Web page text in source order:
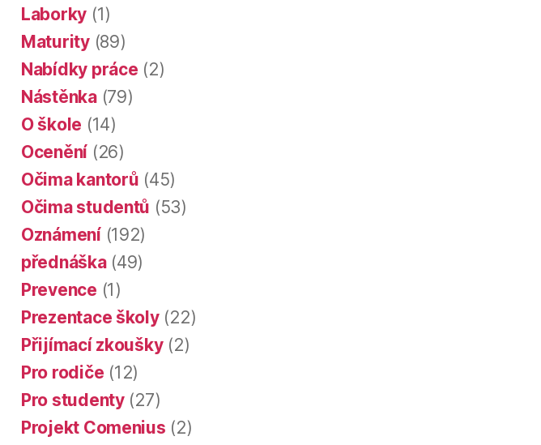
Laborky (1)
Maturity(89)
Nabídky práce (2)
Nástěnka(79)
O škole (14)
Ocenění (26)
Očima kantorů (45)
Očima studentů (53)
Oznámení(192)
přednáška(49)
Prevence (1)
Prezentace školy(22)
Přijímací zkoušky(2)
Pro rodiče (12)
Pro studenty(27)
Projekt Comenius (2)